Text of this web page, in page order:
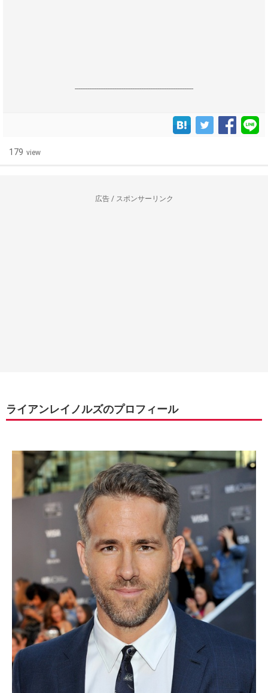
------------------------------------------------------------------
179 view
広告 / スポンサーリンク
ライアンレイノルズのプロフィール